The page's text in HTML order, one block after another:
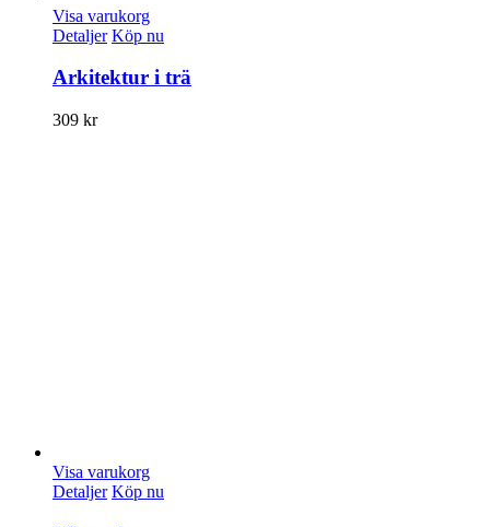
Visa varukorg
Detaljer Köp nu
Arkitektur i trä
309 kr
Visa varukorg
Detaljer Köp nu